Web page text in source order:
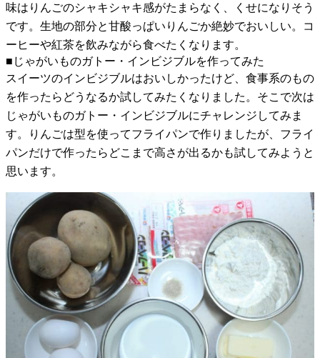
味はりんごのシャキシャキ感がたまらなく、くせになりそう
です。生地の部分と甘酸っぱいりんごか絶妙でおいしい。コ
ーヒーや紅茶を飲みながら食べたくなります。
■じゃがいものガトー・インビジブルを作ってみた
スイーツのインビジブルはおいしかったけど、食事系のもの
を作ったらどうなるか試してみたくなりました。そこで次は
じゃがいものガトー・インビジブルにチャレンジしてみま
す。りんごは型を使ってフライパンで作りましたが、フライ
パンだけで作ったらどこまで高さが出るかも試してみようと
思います。